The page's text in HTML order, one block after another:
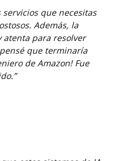
servicios que necesitas
Además, la
atenta para resolver
pensé que terminaría
de Amazon! Fue